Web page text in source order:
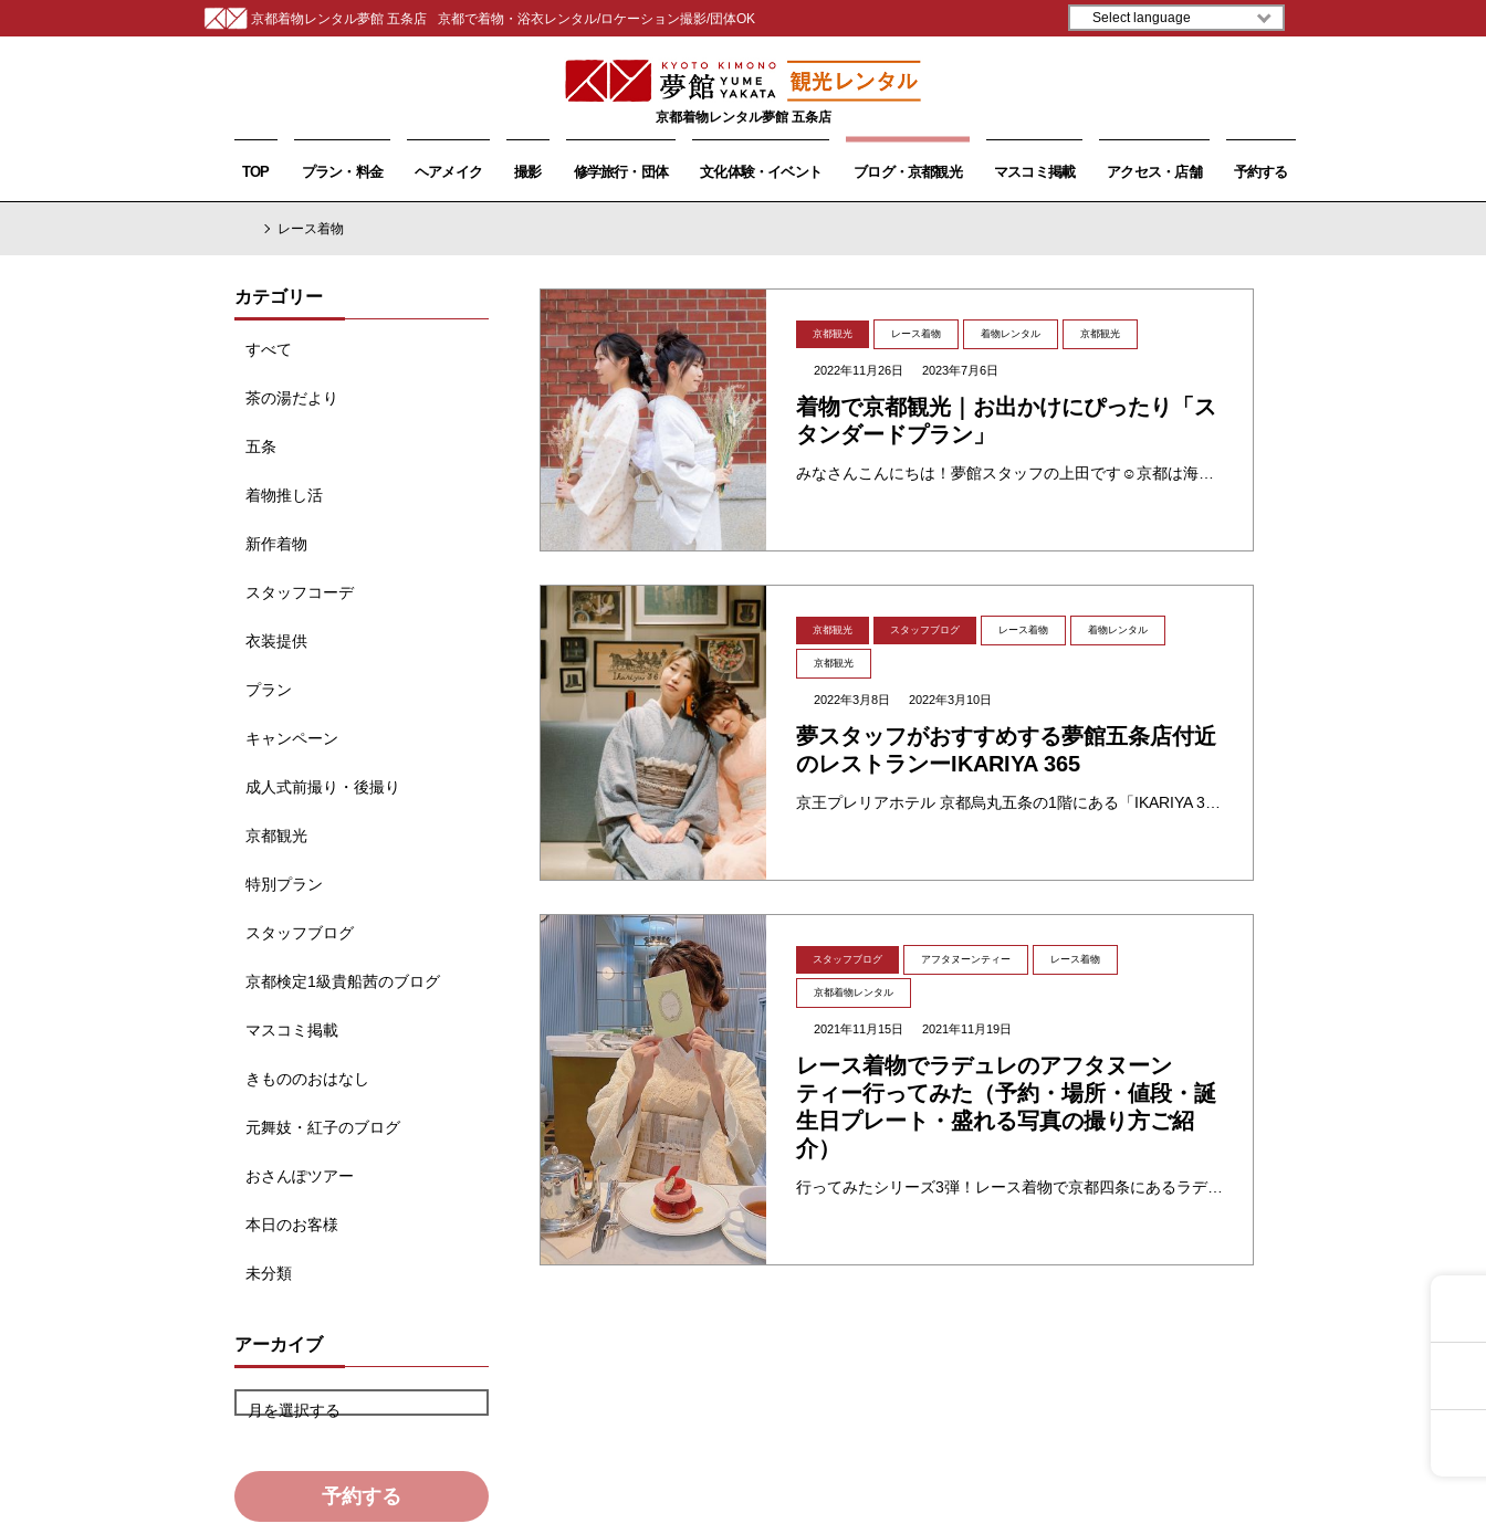
京都着物レンタル夢館 五条店 京都で着物・浴衣レンタル/ロケーション撮影/団体OK
京都着物レンタル夢館 五条店
TOP プラン・料金 ヘアメイク 撮影 修学旅行・団体 文化体験・イベント ブログ・京都観光 マスコミ掲載 アクセス・店舗 予約する
レース着物
カテゴリー
すべて
茶の湯だより
五条
着物推し活
新作着物
スタッフコーデ
衣装提供
プラン
キャンペーン
成人式前撮り・後撮り
京都観光
特別プラン
スタッフブログ
京都検定1級貴船茜のブログ
マスコミ掲載
きもののおはなし
元舞妓・紅子のブログ
おさんぽツアー
本日のお客様
未分類
アーカイブ
月を選択する
予約する
京都観光 レース着物 着物レンタル 京都観光
2022年11月26日 2023年7月6日
着物で京都観光｜お出かけにぴったり「ス
タンダードプラン」
みなさんこんにちは！夢館スタッフの上田です☺︎京都は海外のお客様も増えコロナ以前のような賑わいに戻りつつあります。せっかく京都に来たなら着物で観光…着物をレンタルするなら京都最大規模の夢館へ！今回は夢館で一番人気でオーソ ・・・
京都観光 スタッフブログ レース着物 着物レンタル
京都観光
2022年3月8日 2022年3月10日
夢スタッフがおすすめする夢館五条店付近
のレストランーIKARIYA 365
スタッフブログ アフタヌーンティー レース着物
京都着物レンタル
2021年11月15日 2021年11月19日
レース着物でラデュレのアフタヌーン
ティー行ってみた（予約・場所・値段・誕
生日プレート・盛れる写真の撮り方ご紹
介）
行ってみたシリーズ3弾！レース着物で京都四条にあるラデュレのアフタヌーンティー行ってみました。レース着物に写真映えがいいところを探してる方、アフタヌーンティー行かれる方にお勧めです。このブログではラヂュレアフタヌーンティーコース、値段、場所、誕生日プレートなどをご紹介します。